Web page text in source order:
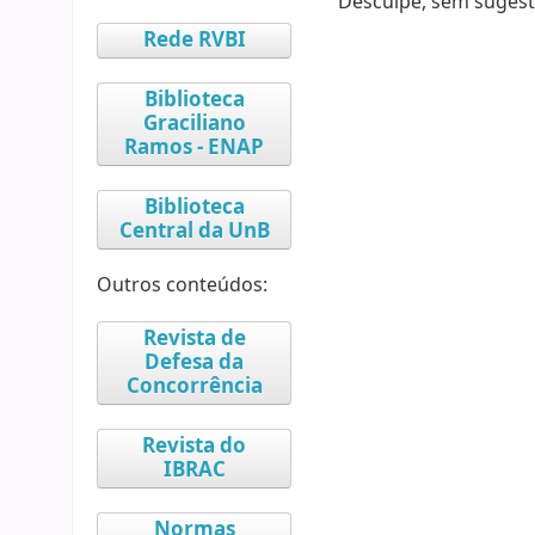
Rede RVBI
Biblioteca
Graciliano
Ramos - ENAP
Biblioteca
Central da UnB
Outros conteúdos:
Revista de
Defesa da
Concorrência
Revista do
IBRAC